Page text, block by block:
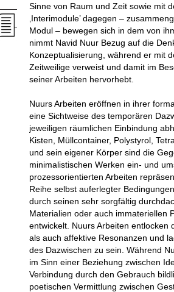
Sinne von Raum und Zeit sowie mit
‚Interimodule’ dagegen –
Modul – bewegen sich in dem von
nimmt Navid Nuur Bezug auf die
Konzeptualisierung, während er mit
Zeitweilige verweist und damit im
seiner Arbeiten hervorhebt.
Nuurs Arbeiten eröffnen in ihrer
eine Sichtweise des temporären
jeweiligen räumlichen Einbindung
Kisten, Müllcontainer, Polystyrol,
und sein eigener Körper sind die
minimalistischen Werken ein- und
prozessorientierten Arbeiten
Reihe selbst auferlegter
durch seinen sehr sorgfältig
Materialien oder auch immateriellen
entwickelt. Nuurs Arbeiten
als auch affektive Resonanzen und
des Dazwischen zu sein. Während
im Sinn einer Beziehung zwischen
Verbindung durch den Gebrauch
poetischen Vermittlung zwischen